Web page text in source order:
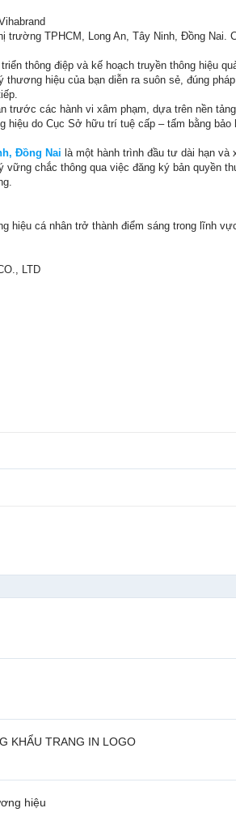
trường TPHCM, Long An, Tây Ninh, Đồng
thông điệp và kế hoạch truyền thông hiệu
hiệu của bạn diễn ra suôn sẻ, đúng
trước các hành vi xâm phạm, dựa trên nền
hiệu do Cục Sở hữu trí tuệ cấp – tấm bằng
Đồng Nai là một hành trình đầu tư dài hạn
chắc thông qua việc đăng ký bản quyền
hiệu cá nhân trở thành điểm sáng trong lĩnh
LTD
KHẨU TRANG IN LOGO
hiệu